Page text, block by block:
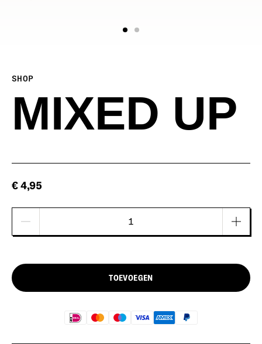
SHOP
MIXED UP
€ 4,95
TOEVOEGEN